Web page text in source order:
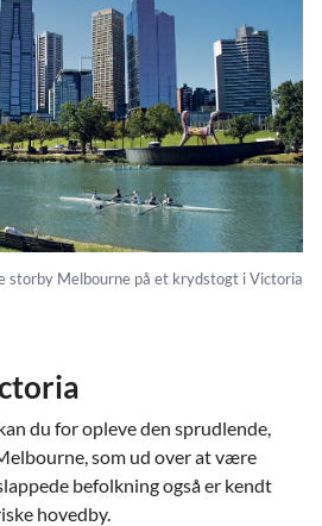
storby Melbourne på et krydstogt i Victoria
du for opleve den sprudlende,
som ud over at være
befolkning også er kendt
hovedby.